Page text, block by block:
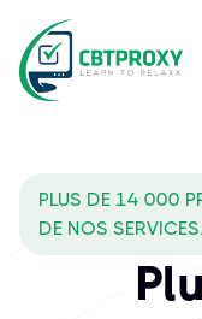
PLUS DE 14 000
DE NOS SERVICES.